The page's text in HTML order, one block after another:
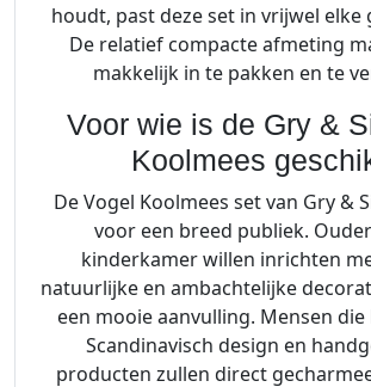
houdt, past deze set in vrijwel elke
De relatief compacte afmeting
makkelijk in te pakken en te
Voor wie is de Gry &
Koolmees
De Vogel Koolmees set van Gry &
voor een breed publiek.
kinderkamer willen inrichten
natuurlijke en ambachtelijke
een mooie aanvulling. Mensen
Scandinavisch design en
producten zullen direct